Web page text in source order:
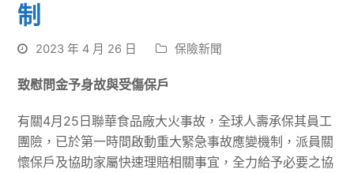
制
2023 年 4 月 26 日 保險新聞
致慰問金予身故與受傷保戶
有關4月25日聯華食品廠大火事故，全球人壽承保其員工
團險，已於第一時間啟動重大緊急事故應變機制，派員關
懷保戶及協助家屬快速理賠相關事宜，全力給予必要之協